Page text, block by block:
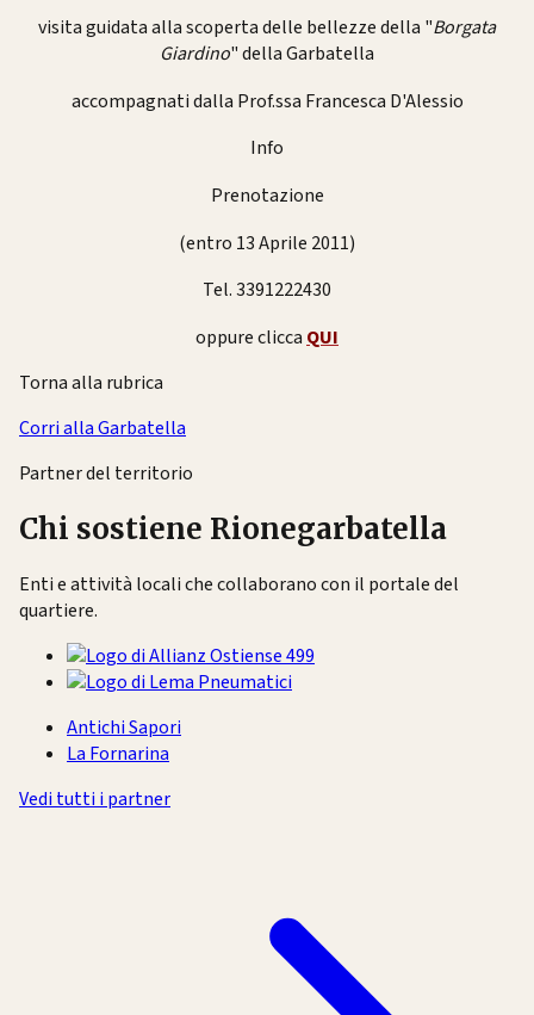
visita guidata alla scoperta delle bellezze della "Borgata
Giardino" della Garbatella
accompagnati dalla Prof.ssa Francesca D'Alessio
Info
Prenotazione
(entro 13 Aprile 2011)
Tel. 3391222430
oppure clicca QUI
Torna alla rubrica
Corri alla Garbatella
Partner del territorio
Chi sostiene Rionegarbatella
Enti e attività locali che collaborano con il portale del
quartiere.
Antichi Sapori
La Fornarina
Vedi tutti i partner